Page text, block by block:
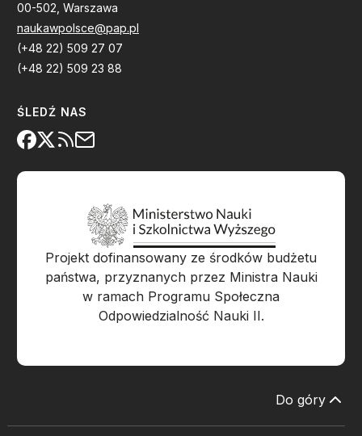
00-502, Warszawa
naukawpolsce@pap.pl
(+48 22) 509 27 07
(+48 22) 509 23 88
ŚLEDŹ NAS
Projekt dofinansowany ze środków budżetu
państwa, przyznanych przez Ministra Nauki
w ramach Programu Społeczna
Odpowiedzialność Nauki II.
Do góry